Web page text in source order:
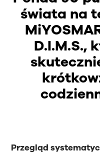
świata na
D.I.M.S.,
Przegląd